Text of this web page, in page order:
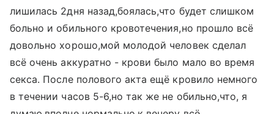
лишилась 2дня назад,боялась,что будет слишком
больно и обильного кровотечения,но прошло всё
довольно хорошо,мой молодой человек сделал
всё очень аккуратно - крови было мало во время
секса. После полового акта ещё кровило немного
в течении часов 5-6,но так же не обильно,что, я